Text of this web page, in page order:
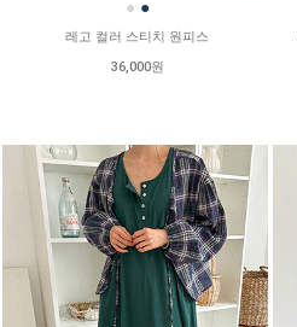
● ●
레고 컬러 스티치 원피스
36,000원